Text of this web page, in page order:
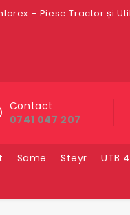
– Piese Tractor și
Contact
0741 047 207
Same Steyr UTB